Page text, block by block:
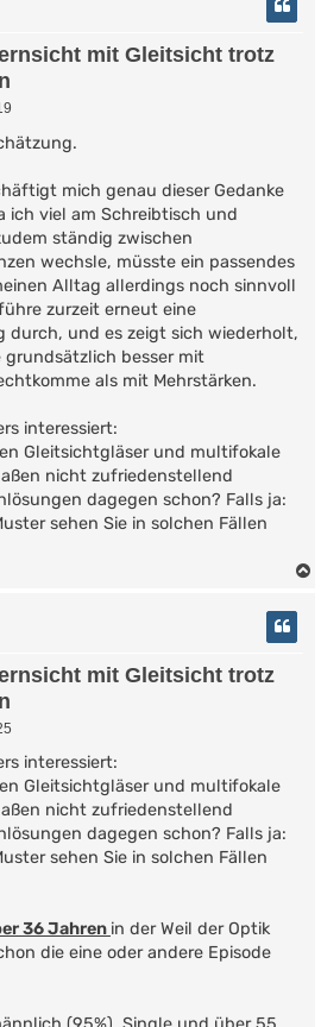
mit Gleitsicht trotz
mich genau dieser Gedanke
ich viel am Schreibtisch und
ständig zwischen
wechsle, müsste ein passendes
Alltag allerdings noch sinnvoll
zurzeit erneut eine
durch, und es zeigt sich wiederholt,
grundsätzlich besser mit
als mit Mehrstärken.
interessiert:
Gleitsichtgläser und multifokale
nicht zufriedenstellend
dagegen schon? Falls ja:
sehen Sie in solchen Fällen
mit Gleitsicht trotz
interessiert:
Gleitsichtgläser und multifokale
nicht zufriedenstellend
dagegen schon? Falls ja:
sehen Sie in solchen Fällen
36 Jahren in der Weil der Optik
die eine oder andere Episode